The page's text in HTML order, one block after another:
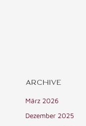
ARCHIVE
März 2026
Dezember 2025